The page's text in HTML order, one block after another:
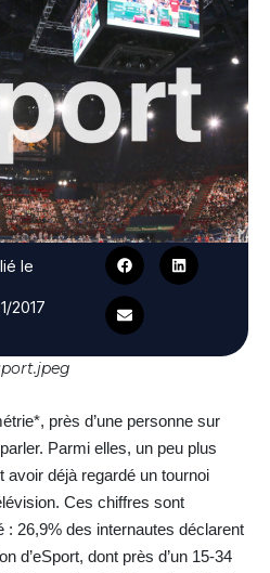
le
2017
près d’une personne sur
Parmi elles, un peu plus
avoir déjà regardé un tournoi
Ces chiffres sont
: 26,9% des internautes déclarent
d’eSport, dont près d’un 15-34